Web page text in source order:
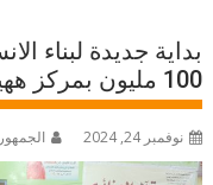
بداية جديدة لبناء
100 مليون بمركز ههيا .شرقية
نوفمبر 24, 2024